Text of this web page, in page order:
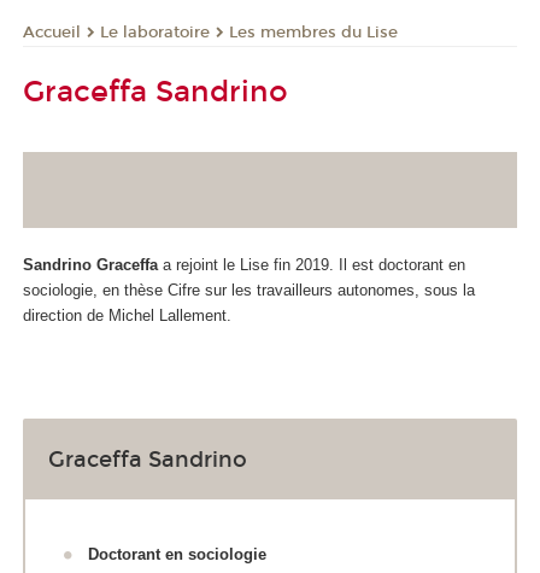
Accueil Le laboratoire Les membres du Lise
Graceffa Sandrino
Sandrino Graceffa a rejoint le Lise fin 2019. Il est doctorant en
sociologie, en thèse Cifre sur les travailleurs autonomes, sous la
direction de Michel Lallement.
Graceffa Sandrino
Doctorant en sociologie